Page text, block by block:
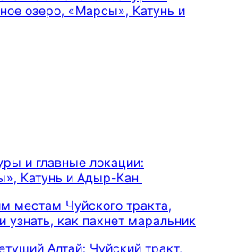
и главные локации:
Катунь и Адыр-Кан
местам Чуйского тракта,
узнать, как пахнет маральник